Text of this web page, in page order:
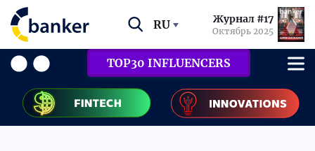
RU Журнал #17
Октябрь 2025
TOP30 INFLUENCERS